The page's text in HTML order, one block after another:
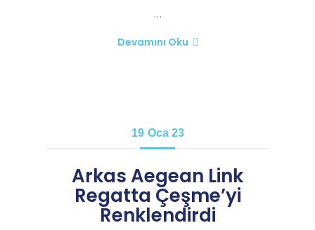
…
Devamını Oku
19 Oca 23
Arkas Aegean Link
Regatta Çeşme’yi
Renklendirdi